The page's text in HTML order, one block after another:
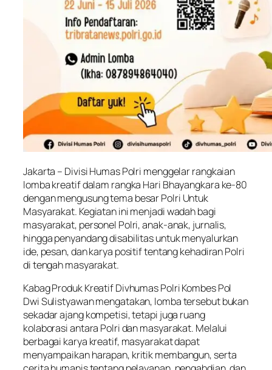
Jakarta – Divisi Humas Polri menggelar rangkaian
lomba kreatif dalam rangka Hari Bhayangkara ke-80
dengan mengusung tema besar Polri Untuk
Masyarakat. Kegiatan ini menjadi wadah bagi
masyarakat, personel Polri, anak-anak, jurnalis,
hingga penyandang disabilitas untuk menyalurkan
ide, pesan, dan karya positif tentang kehadiran Polri
di tengah masyarakat.
Kabag Produk Kreatif Divhumas Polri Kombes Pol
Dwi Sulistyawan mengatakan, lomba tersebut bukan
sekadar ajang kompetisi, tetapi juga ruang
kolaborasi antara Polri dan masyarakat. Melalui
berbagai karya kreatif, masyarakat dapat
menyampaikan harapan, kritik membangun, serta